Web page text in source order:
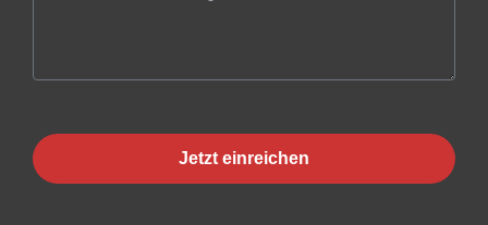
Jetzt einreichen